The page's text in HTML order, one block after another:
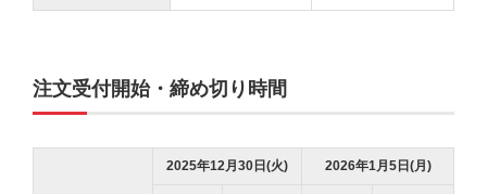
注文受付開始・締め切り時間
2025年12月30日(火) 2026年1月5日(月)